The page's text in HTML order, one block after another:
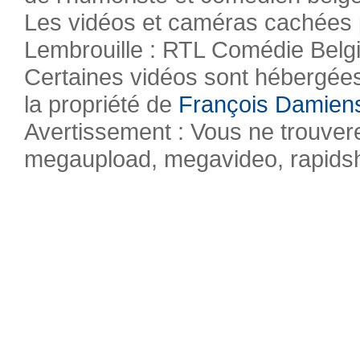
Les vidéos et caméras
Lembrouille : RTL Comédie
Certaines vidéos sont
la propriété de François
Avertissement : Vous ne
megaupload, megavideo,